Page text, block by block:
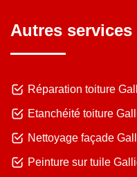
Autres services
Réparation toiture
Etanchéité toiture
Nettoyage façade
Peinture sur tuile